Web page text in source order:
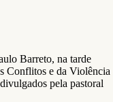
Barreto, na tarde
Conflitos e da Violência
pela pastoral